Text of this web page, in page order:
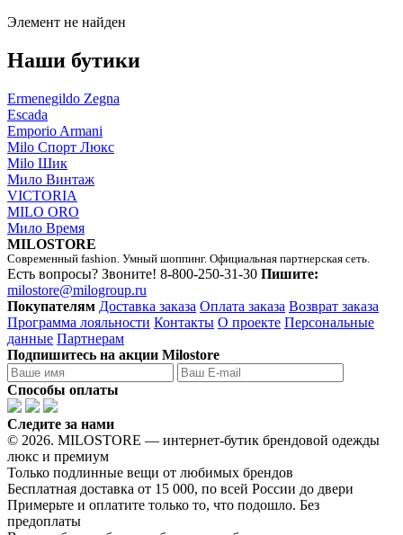
Элемент не найден
Наши бутики
Ermenegildo Zegna
Escada
Emporio Armani
Milo Спорт Люкс
Milo Шик
Мило Винтаж
VICTORIA
MILO ORO
Мило Время
MILOSTORE
Современный fashion. Умный шоппинг. Официальная партнерская сеть.
Есть вопросы? Звоните! 8-800-250-31-30 Пишите:
milostore@milogroup.ru
Покупателям Доставка заказа Оплата заказа Возврат заказа
Программа лояльности Контакты О проекте Персональные
данные Партнерам
Подпишитесь на акции Milostore
Способы оплаты
Следите за нами
© 2026. MILOSTORE — интернет-бутик брендовой одежды
люкс и премиум
Только подлинные вещи от любимых брендов
Бесплатная доставка от 15 000, по всей России до двери
Примерьте и оплатите только то, что подошло. Без
предоплаты